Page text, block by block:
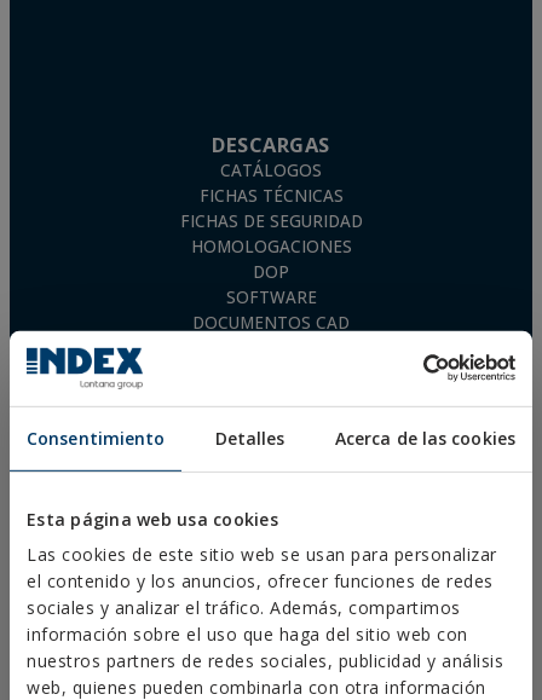
Consentimiento Detalles Acerca de las cookies
Esta página web usa cookies
Las cookies de este sitio web se usan para personalizar
el contenido y los anuncios, ofrecer funciones de redes
sociales y analizar el tráfico. Además, compartimos
información sobre el uso que haga del sitio web con
nuestros partners de redes sociales, publicidad y análisis
web, quienes pueden combinarla con otra información
DESCARGAS
CATÁLOGOS
FICHAS TÉCNICAS
FICHAS DE SEGURIDAD
HOMOLOGACIONES
DOP
SOFTWARE
DOCUMENTOS CAD
Aviso Legal
Política de Cookies
Condiciones de Venta España
Canal Ético